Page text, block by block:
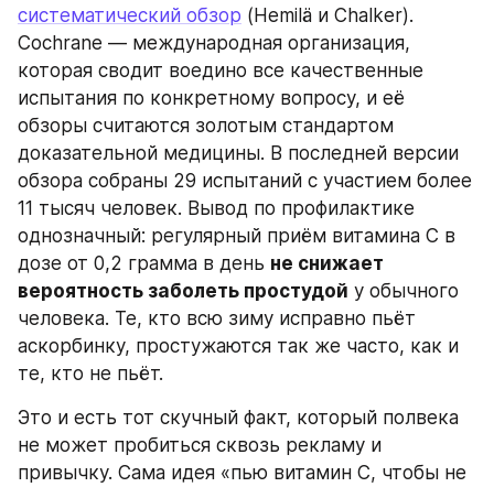
систематический обзор (Hemilä и Chalker).
Cochrane — международная организация,
которая сводит воедино все качественные
испытания по конкретному вопросу, и её
обзоры считаются золотым стандартом
доказательной медицины. В последней версии
обзора собраны 29 испытаний с участием более
11 тысяч человек. Вывод по профилактике
однозначный: регулярный приём витамина C в
дозе от 0,2 грамма в день не снижает
вероятность заболеть простудой у обычного
человека. Те, кто всю зиму исправно пьёт
аскорбинку, простужаются так же часто, как и
те, кто не пьёт.
Это и есть тот скучный факт, который полвека
не может пробиться сквозь рекламу и
привычку. Сама идея «пью витамин C, чтобы не